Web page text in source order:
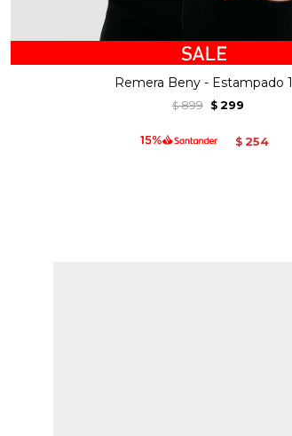
Remera Beny - Estampado 1
$ 899 $ 299
$ 254